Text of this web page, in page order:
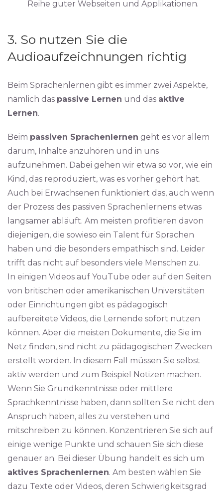
Reihe guter Webseiten und Applikationen.
3. So nutzen Sie die
Audioaufzeichnungen richtig
Beim Sprachenlernen gibt es immer zwei Aspekte,
nämlich das passive Lernen und das aktive
Lernen.
Beim passiven Sprachenlernen geht es vor allem
darum, Inhalte anzuhören und in uns
aufzunehmen. Dabei gehen wir etwa so vor, wie ein
Kind, das reproduziert, was es vorher gehört hat.
Auch bei Erwachsenen funktioniert das, auch wenn
der Prozess des passiven Sprachenlernens etwas
langsamer abläuft. Am meisten profitieren davon
diejenigen, die sowieso ein Talent für Sprachen
haben und die besonders empathisch sind. Leider
trifft das nicht auf besonders viele Menschen zu.
In einigen Videos auf YouTube oder auf den Seiten
von britischen oder amerikanischen Universitäten
oder Einrichtungen gibt es pädagogisch
aufbereitete Videos, die Lernende sofort nutzen
können. Aber die meisten Dokumente, die Sie im
Netz finden, sind nicht zu pädagogischen Zwecken
erstellt worden. In diesem Fall müssen Sie selbst
aktiv werden und zum Beispiel Notizen machen.
Wenn Sie Grundkenntnisse oder mittlere
Sprachkenntnisse haben, dann sollten Sie nicht den
Anspruch haben, alles zu verstehen und
mitschreiben zu können. Konzentrieren Sie sich auf
einige wenige Punkte und schauen Sie sich diese
genauer an. Bei dieser Übung handelt es sich um
aktives Sprachenlernen. Am besten wählen Sie
dazu Texte oder Videos, deren Schwierigkeitsgrad